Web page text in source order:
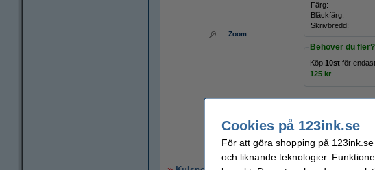
Zoom
Färg:
Bläckfärg:
Skrivbredd:
Behöver du fler?
Köp 10st för endast
125 kr
17 kr
13,60 kr Exkl. 25%
Cookies på 123ink.se
För att göra shopping på
och liknande teknologier.